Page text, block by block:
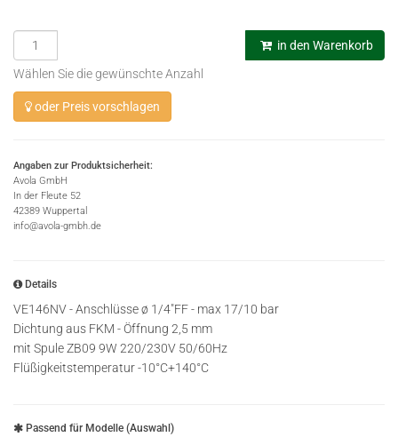
in den Warenkorb
Wählen Sie die gewünschte Anzahl
oder Preis vorschlagen
Angaben zur Produktsicherheit:
Avola GmbH
In der Fleute 52
42389 Wuppertal
info@avola-gmbh.de
Details
VE146NV - Anschlüsse ø 1/4"FF - max 17/10 bar
Dichtung aus FKM - Öffnung 2,5 mm
mit Spule ZB09 9W 220/230V 50/60Hz
Flüßigkeitstemperatur -10°C+140°C
Passend für Modelle (Auswahl)